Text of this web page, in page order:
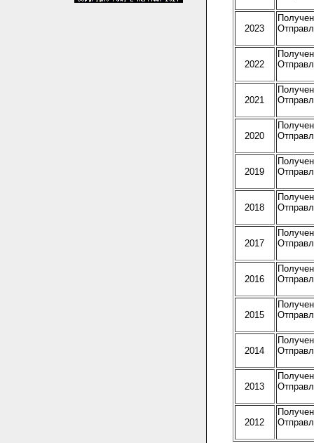
2023
2022
2021
2020
2019
2018
2017
2016
2015
2014
2013
2012